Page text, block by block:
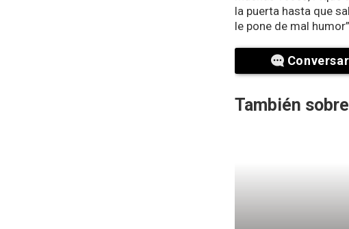
la puerta hasta que
le pone de mal humor”
Conversar
También